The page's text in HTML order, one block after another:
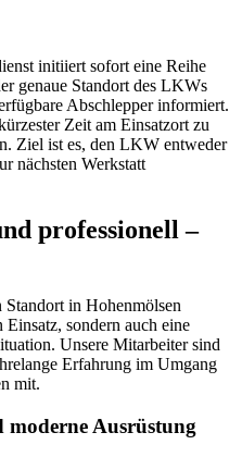
initiiert sofort eine Reihe
genaue Standort des LKWs
Abschlepper informiert.
Zeit am Einsatzort zu
Ziel ist es, den LKW entweder
nächsten Werkstatt
professionell –
Standort in Hohenmölsen
sondern auch eine
Unsere Mitarbeiter sind
Erfahrung im Umgang
mit.
moderne Ausrüstung